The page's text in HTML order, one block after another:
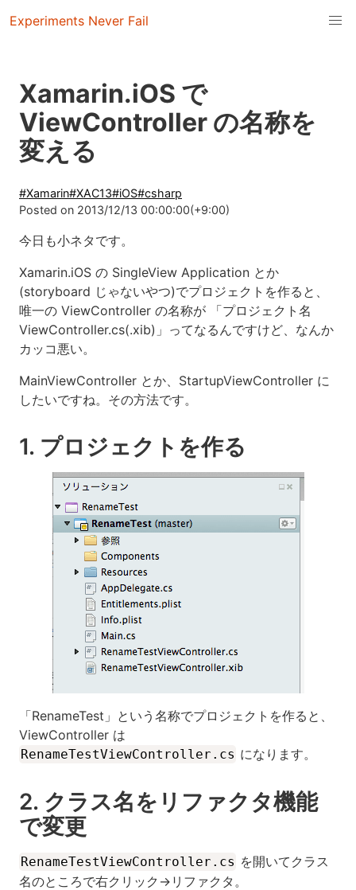
Experiments Never Fail
Xamarin.iOS で
ViewController の名称を
変える
#Xamarin#XAC13#iOS#csharp
Posted on 2013/12/13 00:00:00(+9:00)
今日も小ネタです。
Xamarin.iOS の SingleView Application とか
(storyboard じゃないやつ)でプロジェクトを作ると、
唯一の ViewController の名称が 「プロジェクト名
ViewController.cs(.xib)」ってなるんですけど、なんか
カッコ悪い。
MainViewController とか、StartupViewController に
したいですね。その方法です。
1. プロジェクトを作る
「RenameTest」という名称でプロジェクトを作ると、
ViewController は
RenameTestViewController.cs になります。
2. クラス名をリファクタ機能
で変更
RenameTestViewController.cs を開いてクラス
名のところで右クリック→リファクタ。